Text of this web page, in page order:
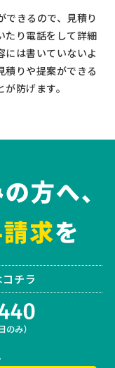
できるので、見積り
たり電話をして詳細
には書いていないよ
積りや提案ができる
防げます。
チラ
への相談・問合
東京都
たしました、心療内
企業様希望！製
問合せ
き 給与計算 就業規則
相談内容] 給与計算
きる所を探していま
い社労士様を希